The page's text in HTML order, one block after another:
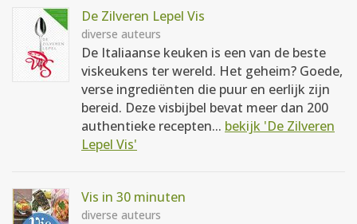
De Zilveren Lepel Vis
diverse auteurs
De Italiaanse keuken is een van de beste
viskeukens ter wereld. Het geheim? Goede,
verse ingrediënten die puur en eerlijk zijn
bereid. Deze visbijbel bevat meer dan 200
authentieke recepten... bekijk 'De Zilveren
Lepel Vis'
Vis in 30 minuten
diverse auteurs